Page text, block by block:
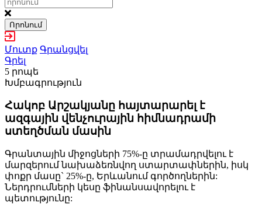
Որոնում
Մուտք Գրանցվել
Գրել
5 րոպե
Խմբագրություն
Հակոբ Արշակյանը հայտարարել է
ազգային վենչուրային հիմնադրամի
ստեղծման մասին
Գրանտային միջոցների 75%-ը տրամադրվելու է
մարզերում նախաձեռնվող ստարտափներին, իսկ
փոքր մասը` 25%-ը, Երևանում գործողներին:
Ներդրումների կեսը ֆինանսավորելու է
պետությունը: